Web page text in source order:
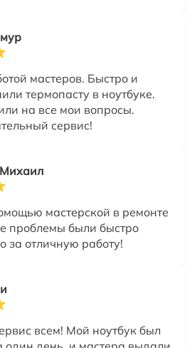
мастеров. Быстро и
термопасту в ноутбуке.
на все мои вопросы.
сервис!
мастерской в ремонте
проблемы были быстро
за отличную работу!
всем! Мой ноутбук был